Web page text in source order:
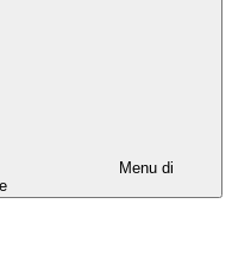
Menu di